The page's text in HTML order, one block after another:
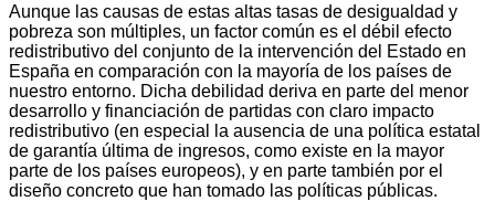
Aunque las causas de estas altas tasas de desigualdad y
pobreza son múltiples, un factor común es el débil efecto
redistributivo del conjunto de la intervención del Estado en
España en comparación con la mayoría de los países de
nuestro entorno. Dicha debilidad deriva en parte del menor
desarrollo y financiación de partidas con claro impacto
redistributivo (en especial la ausencia de una política estatal
de garantía última de ingresos, como existe en la mayor
parte de los países europeos), y en parte también por el
diseño concreto que han tomado las políticas públicas.